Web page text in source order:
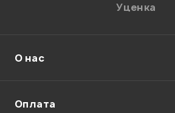
Отправить
Уценка
О нас
Оплата